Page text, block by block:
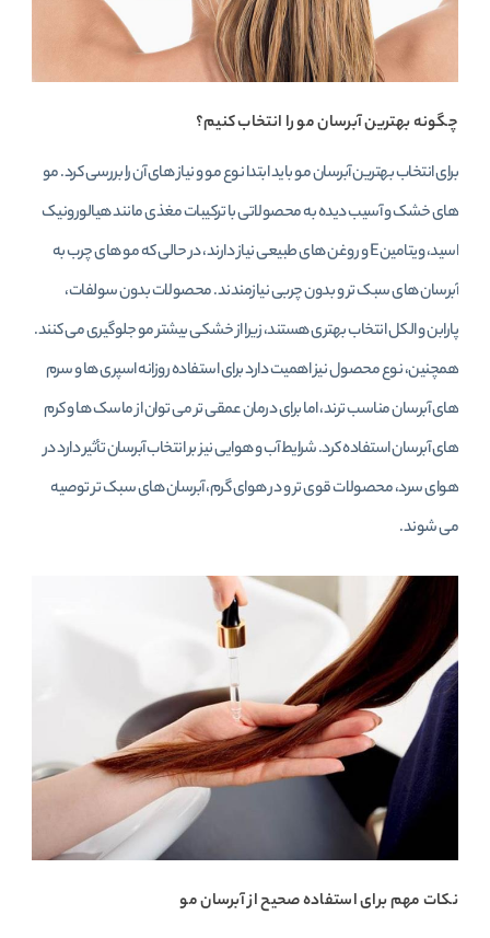
چگونه بهترین آبرسان مو را انتخاب کنیم؟
برای انتخاب بهترین آبرسان مو باید ابتدا نوع مو و نیاز های آن را بررسی کرد. مو
های خشک و آسیب‌ دیده به محصولاتی با ترکیبات مغذی مانند هیالورونیک
اسید، ویتامین E و روغن‌ های طبیعی نیاز دارند، در حالی که مو های چرب به
آبرسان‌ های سبک‌ تر و بدون چربی نیازمندند. محصولات بدون سولفات،
پارابن و الکل انتخاب بهتری هستند، زیرا از خشکی بیشتر مو جلوگیری می‌ کنند.
همچنین، نوع محصول نیز اهمیت دارد برای استفاده روزانه اسپری‌ ها و سرم‌
های آبرسان مناسب‌ ترند، اما برای درمان عمقی‌ تر می‌ توان از ماسک‌ ها و کرم‌
های آبرسان استفاده کرد. شرایط آب‌ و هوایی نیز بر انتخاب آبرسان تأثیر دارد در
هوای سرد، محصولات قوی‌ تر و در هوای گرم، آبرسان‌ های سبک‌ تر توصیه
می‌ شوند.
نکات مهم برای استفاده صحیح از آبرسان مو